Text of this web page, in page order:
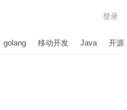
登录
golang 移动开发 Java 开源